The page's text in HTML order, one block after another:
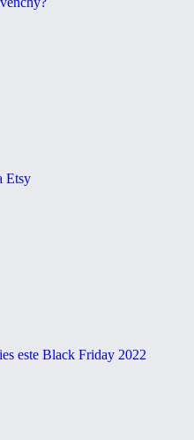
Etsy
este Black Friday 2022